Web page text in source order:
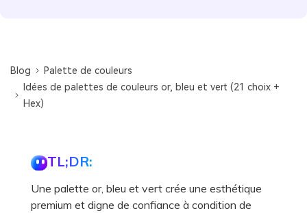
Blog
Palette de couleurs
Idées de palettes de couleurs or, bleu et vert (21 choix +
Hex)
TL;DR:
Une palette or, bleu et vert crée une esthétique
premium et digne de confiance à condition de